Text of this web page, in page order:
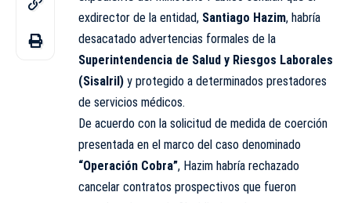
exdirector de la entidad, Santiago Hazim, habría
desacatado advertencias formales de la
Superintendencia de Salud y Riesgos Laborales
(Sisalril) y protegido a determinados prestadores
de servicios médicos.
De acuerdo con la solicitud de medida de coerción
presentada en el marco del caso denominado
“Operación Cobra”, Hazim habría rechazado
cancelar contratos prospectivos que fueron